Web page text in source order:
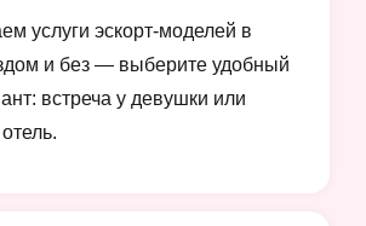
услуги эскорт-моделей в
и без — выберите удобный
встреча у девушки или